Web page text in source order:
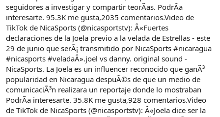
seguidores a investigar y compartir teorÃas. PodrÃa
interesarte. 95.3K me gusta,2035 comentarios.Video de
TikTok de NicaSports (@nicasportstv): Â«Fuertes
declaraciones de la Joela previo a la velada de Estrellas - este
29 de junio que serÃ¡ transmitido por NicaSports #nicaragua
#nicasports #veladaÂ».joel vs danny. original sound -
NicaSports. La Joela es un influencer reconocido que ganÃ³
popularidad en Nicaragua despuÃ©s de que un medio de
comunicaciÃ³n realizara un reportaje donde lo mostraban
PodrÃa interesarte. 35.8K me gusta,928 comentarios.Video
de TikTok de NicaSports (@nicasportstv): Â«Joela dice ser la